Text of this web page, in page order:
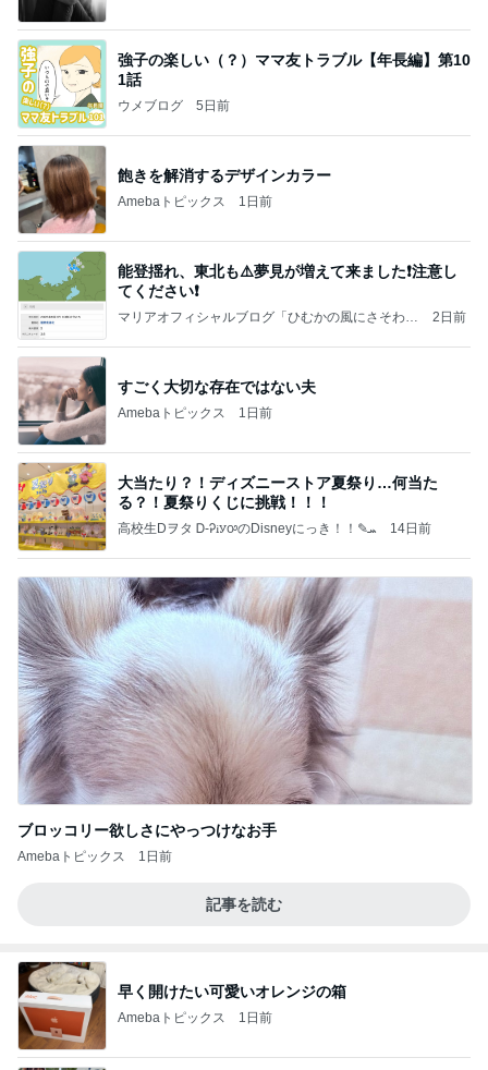
強子の楽しい（？）ママ友トラブル【年長編】第10
1話
ウメブログ 5日前
飽きを解消するデザインカラー
Amebaトピックス 1日前
能登揺れ、東北も⚠️夢見が増えて来ました❗️注意し
てください❗️
マリアオフィシャルブログ「ひむかの風にさそわれ
2日前
すごく大切な存在ではない夫
Amebaトピックス 1日前
大当たり？！ディズニーストア夏祭り…何当た
る？！夏祭りくじに挑戦！！！
高校生Dヲタ Ꭰ-ᎮꭵꭹꭴのDisneyにっき！！✎ܚ 14日前
ブロッコリー欲しさにやっつけなお手
Amebaトピックス 1日前
記事を読む
早く開けたい可愛いオレンジの箱
Amebaトピックス 1日前